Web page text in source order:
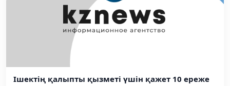
Ішектің қалыпты қызметі үшін қажет 10 ереже